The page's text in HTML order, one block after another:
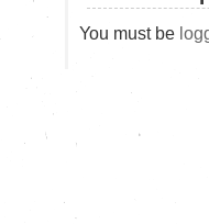
You must be